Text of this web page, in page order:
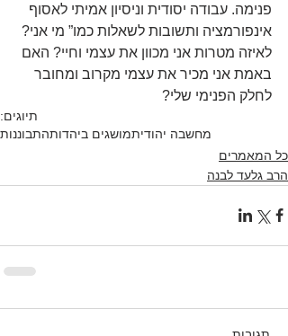
פנימה. עבודה יסודית וניסיון אמיתי לאסוף
אינפורמציה ותשובות לשאלות כמו” מי אני?
לאיזה מטרות אני מכוון את עצמי וחיי? האם
באמת אני מכיר את עצמי מקרוב ומחובר
לחלק הפנימי שלי?
תיוגים:
מחשבה יהודיתמושגים ביהדותהתבוננות
כל המאמרים
הרב גלעד לבנה